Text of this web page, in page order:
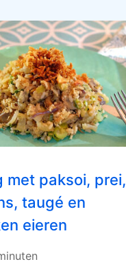
met paksoi, prei,
taugé en
eieren